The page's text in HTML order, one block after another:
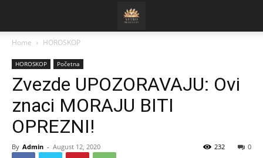
Home HOROSKOP
HOROSKOP Početna
Zvezde UPOZORAVAJU: Ovi
znaci MORAJU BITI
OPREZNI!
By Admin - August 12, 2020 0
232